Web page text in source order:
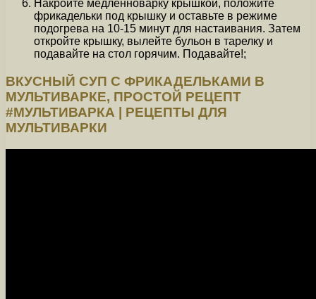
Накройте медленноварку крышкой, положите
фрикадельки под крышку и оставьте в режиме
подогрева на 10-15 минут для настаивания. Затем
откройте крышку, вылейте бульон в тарелку и
подавайте на стол горячим. Подавайте!;
ВКУСНЫЙ СУП С ФРИКАДЕЛЬКАМИ В
МУЛЬТИВАРКЕ, ПРОСТОЙ РЕЦЕПТ
#МУЛЬТИВАРКА | РЕЦЕПТЫ ДЛЯ
МУЛЬТИВАРКИ